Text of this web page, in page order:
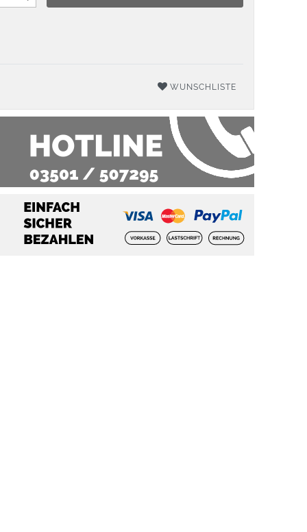
WUNSCHLISTE